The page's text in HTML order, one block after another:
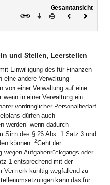
Gesamtansicht
Download
DruckenVorheriges
und Stellen, Leerstellen
Einwilligung des für Finanzen
eine andere Verwaltung
von einer Verwaltung auf eine
wenn in einer Verwaltung ein
vordringlicher Personalbedarf
dürfen auch
werden, wenn dadurch
Sinn des § 26 Abs. 1 Satz 3 und
können. 2Geht der
wegen Aufgabenrückgangs oder
1 entsprechend mit der
Vermerk künftig wegfallend zu
kann das für